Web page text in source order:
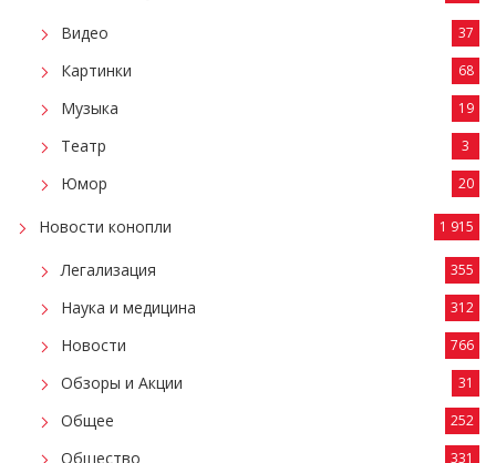
Видео 37
Картинки 68
Музыка 19
Театр 3
Юмор 20
Новости конопли 1 915
Легализация 355
Наука и медицина 312
Новости 766
Обзоры и Акции 31
Общее 252
Общество 331